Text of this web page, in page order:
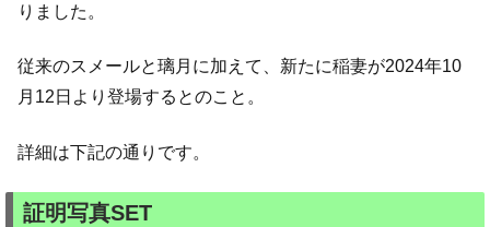
りました。
従来のスメールと璃月に加えて、新たに稲妻が2024年10
月12日より登場するとのこと。
詳細は下記の通りです。
証明写真SET